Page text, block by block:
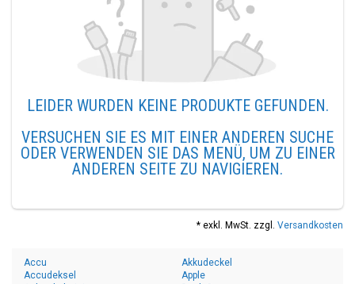
LEIDER WURDEN KEINE PRODUKTE GEFUNDEN.
VERSUCHEN SIE ES MIT EINER ANDEREN SUCHE
ODER VERWENDEN SIE DAS MENÜ, UM ZU EINER
ANDEREN SEITE ZU NAVIGIEREN.
* exkl. MwSt. zzgl. Versandkosten
Accu
Accudeksel
Akkudeckel
Apple